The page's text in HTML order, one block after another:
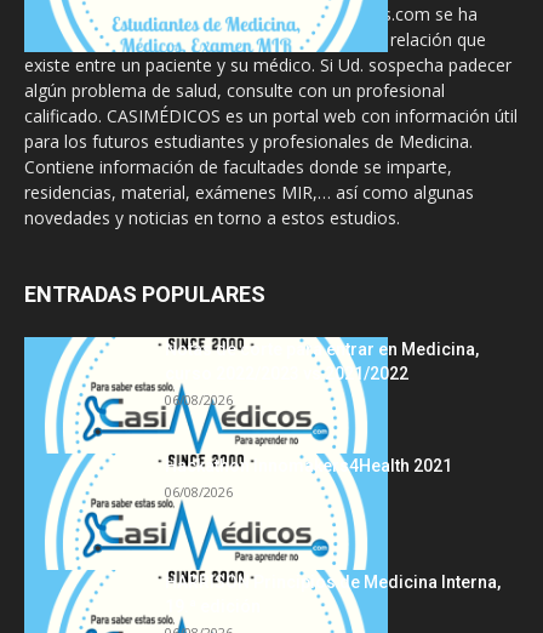
La información proporcionada en CasiMedicos.com se ha
diseñado para complementar, no substituir, la relación que
existe entre un paciente y su médico. Si Ud. sospecha padecer
algún problema de salud, consulte con un profesional
calificado. CASIMÉDICOS es un portal web con información útil
para los futuros estudiantes y profesionales de Medicina.
Contiene información de facultades donde se imparte,
residencias, material, exámenes MIR,… así como algunas
novedades y noticias en torno a estos estudios.
ENTRADAS POPULARES
Notas de corte para entrar en Medicina,
curso 2022/2023 vs 2021/2022
06/08/2026
Hackathon Innomakers4Health 2021
06/08/2026
HARRISON Principios de Medicina Interna,